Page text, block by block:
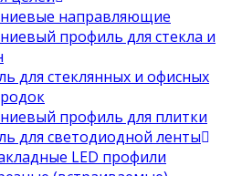
направляющие
профиль для стекла и
для стеклянных и офисных
профиль для плитки
для светодиодной ленты
LED профили